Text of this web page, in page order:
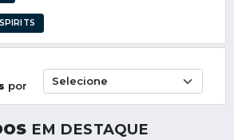
por
EM DESTAQUE